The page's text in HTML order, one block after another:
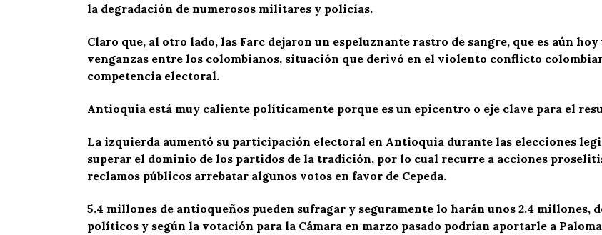
la degradación de numerosos militares y policías.
Claro que, al otro lado, las Farc dejaron un espeluznante rastro de sangre, que es aún
venganzas entre los colombianos, situación que derivó en el violento conflicto
competencia electoral.
Antioquia está muy caliente políticamente porque es un epicentro o eje clave para el
La izquierda aumentó su participación electoral en Antioquia durante las elecciones
superar el dominio de los partidos de la tradición, por lo cual recurre a acciones
reclamos públicos arrebatar algunos votos en favor de Cepeda.
5.4 millones de antioqueños pueden sufragar y seguramente lo harán unos 2.4 millones,
políticos y según la votación para la Cámara en marzo pasado podrían aportarle a